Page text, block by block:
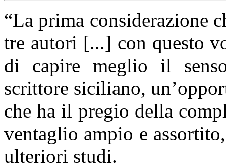
“La prima considerazione
tre autori [...] con questo
di capire meglio il
scrittore siciliano,
che ha il pregio della
ventaglio ampio e
ulteriori studi.